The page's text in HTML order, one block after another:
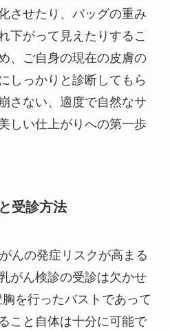
させたり、バッグの重み
下がって見えたりするこ
、ご自身の現在の皮膚の
しっかりと診断してもら
さない、適度で自然なサ
しい仕上がりへの第一歩
受診方法
んの発症リスクが高まる
がん検診の受診は欠かせ
を行ったバストであって
こと自体は十分に可能で